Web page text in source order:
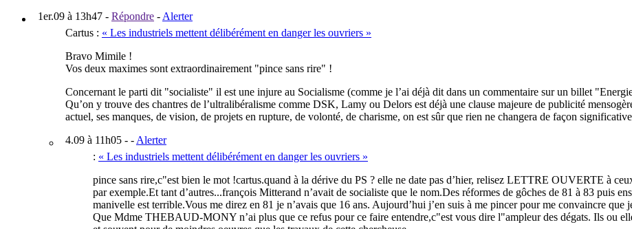
1er.09 à 13h47 - Répondre - Alerter
Cartus : « Les industriels mettent délibérément en danger les ouvriers »
Bravo Mimile !
Vos deux maximes sont extraordinairement "pince sans rire" !
Concernant le parti dit "socialiste" il est une injure au Socialisme (comme je l’ai déjà dit dans un commentaire sur un billet
Qu’on y trouve des chantres de l’ultralibéralisme comme DSK, Lamy ou Delors est déjà une clause majeure de publicité
actuel, ses manques, de vision, de projets en rupture, de volonté, de charisme, on est sûr que rien ne changera de façon
4.09 à 11h05 - - Alerter
: « Les industriels mettent délibérément en danger les ouvriers »
pince sans rire,c"est bien le mot !cartus.quand à la dérive du PS ? elle ne date pas d’hier, relisez LETTRE OUVERTE à
par exemple.Et tant d’autres...françois Mitterand n’avait de socialiste que le nom.Des réformes de gôches de 81 à 83 puis
manivelle est terrible.Vous me direz en 81 je n’avais que 16 ans. Aujourd’hui j’en suis à me pincer pour me convaincre que
Que Mdme THEBAUD-MONY n’ai plus que ce refus pour ce faire entendre,c"est vous dire l"ampleur des dégats. Ils ou